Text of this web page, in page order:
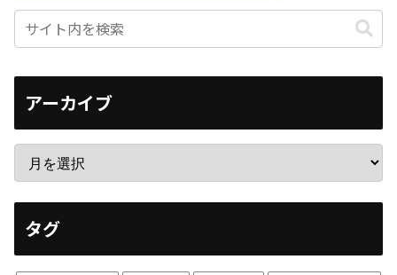
アーカイブ
タグ